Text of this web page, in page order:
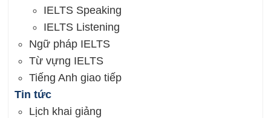
IELTS Speaking
IELTS Listening
Ngữ pháp IELTS
Từ vựng IELTS
Tiếng Anh giao tiếp
Tin tức
Lịch khai giảng